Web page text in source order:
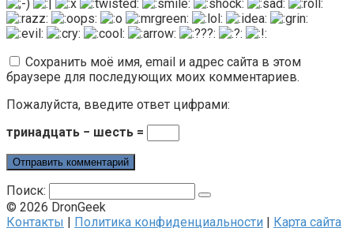
Сохранить моё имя, email и адрес сайта в этом
браузере для последующих моих комментариев.
Пожалуйста, введите ответ цифрами:
тринадцать − шесть =
Поиск:
© 2026 DronGeek
Контакты | Политика конфиденциальности | Карта сайта